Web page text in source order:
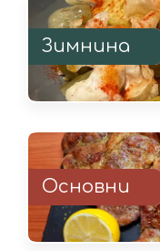
Зимнина
Основни